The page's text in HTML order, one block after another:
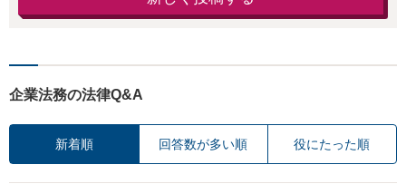
企業法務の法律Q&A
新着順 回答数が多い順 役にたった順